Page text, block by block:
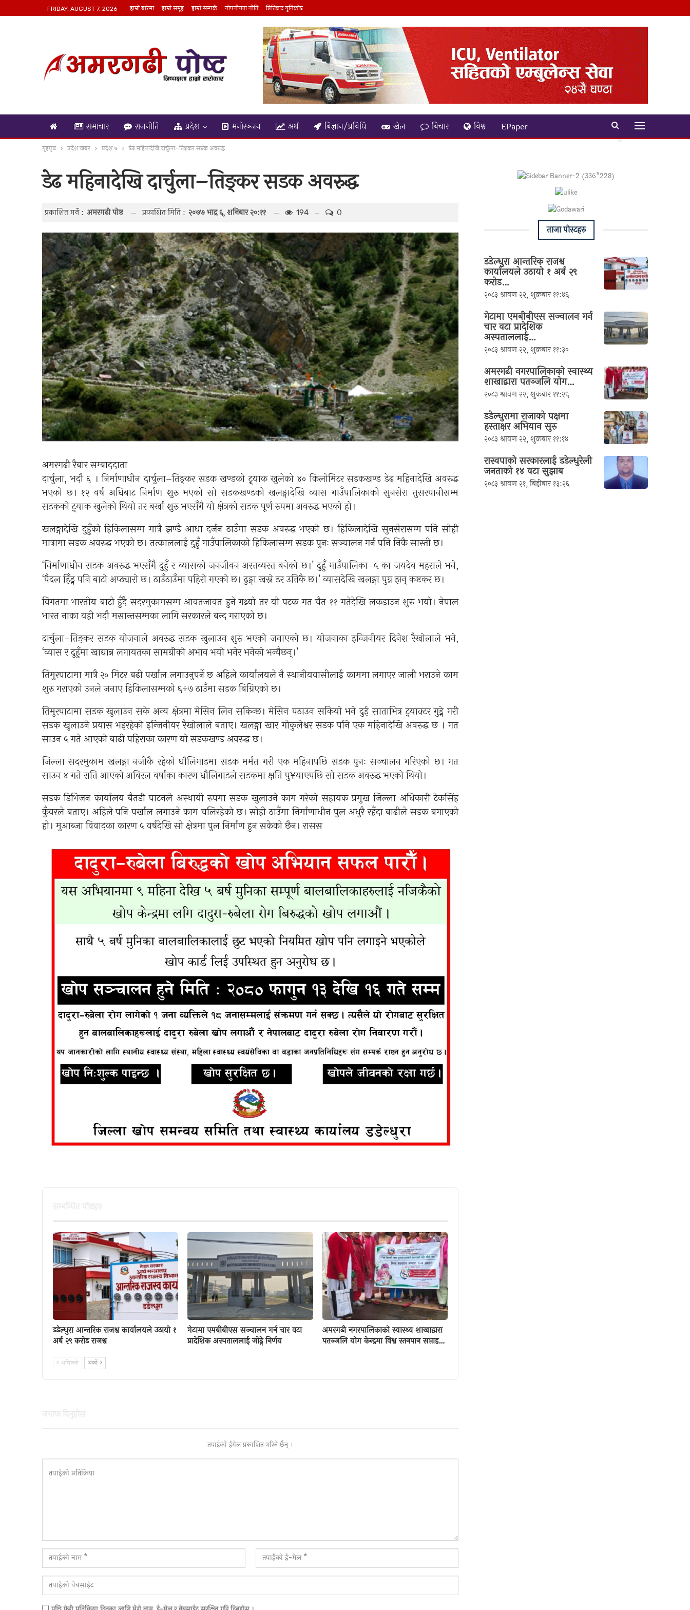
FRIDAY, AUGUST 7, 2026 हाम्रो बारेमा हाम्रो समूह हाम्रो सम्पर्क गोपनीयता नीति प्रितिबाट युनिकोड
समाचार राजनीति प्रदेश मनाेरञ्जन अर्थ बिज्ञान/प्रविधि खेल बिचार विश्व EPaper
गृहपृष्ठ प्रदेश खबर प्रदेश ७ डेढ महिनादेखि दार्चुला–तिङ्कर सडक अवरुद्ध
डेढ महिनादेखि दार्चुला–तिङ्कर सडक अवरुद्ध
प्रकाशित गर्ने : अमरगढी पाेष्ट प्रकाशित मिति : २०७७ भाद्र ६, शनिबार २०:११ 194 0
अमरगढी रैबार सम्बाददाता
दार्चुला, भदौ ६ । निर्माणाधीन दार्चुला–तिङ्कर सडक खण्डको ट्र्याक खुलेको ४० किलोमिटर सडकखण्ड डेढ महिनादेखि अवरुद्ध
भएको छ। १२ वर्ष अघिबाट निर्माण शुरु भएको सो सडकखण्डको खलङ्गादेखि व्यास गाउँपालिकाको सुनसेरा तुसरपानीसम्म
सडकको ट्र्याक खुलेको थियो तर बर्खा शुरु भएसँगै यो क्षेत्रको सडक पूर्ण रुपमा अवरुद्ध भएको हो।
खलङ्गादेखि दुहुँको हिकिलासम्म मात्रै झण्डै आधा दर्जन ठाउँमा सडक अवरुद्ध भएको छ। हिकिलादेखि सुनसेरासम्म पनि सोही
मात्रामा सडक अवरुद्ध भएको छ। तत्काललाई दुहुँ गाउँपालिकाको हिकिलासम्म सडक पुनः सञ्चालन गर्न पनि निकै सास्ती छ।
‘निर्माणाधीन सडक अवरुद्ध भएसँगै दुहुँ र व्यासको जनजीवन अस्तव्यस्त बनेको छ।’ दुहुँ गाउँपालिका–५ का जयदेव महराले भने,
‘पैदल हिँड्न पनि बाटो अप्ठ्यारो छ। ठाउँठाउँमा पहिरो गएको छ। ढुङ्गा खस्ने डर उत्तिकै छ।’ व्यासदेखि खलङ्गा पुग्न झन् कष्टकर छ।
विगतमा भारतीय बाटो हुँदै सदरमुकामसम्म आवतजावत हुने गथ्र्यो तर यो पटक गत चैत ११ गतेदेखि लकडाउन शुरु भयो। नेपाल
भारत नाका यही भदौ मसान्तसम्मका लागि सरकारले बन्द गराएको छ।
दार्चुला–तिङ्कर सडक योजनाले अवरुद्ध सडक खुलाउन शुरु भएको जनाएको छ। योजनाका इन्जिनीयर दिनेश रैखोलाले भने,
‘व्यास र दुहुँमा खाद्यान्न लगायतका सामग्रीको अभाव भयो भनेर भनेको भन्यैछन्।’
तिमुरपाटामा मात्रै २० मिटर बढी पर्खाल लगाउनुपर्ने छ अहिले कार्यालयले नै स्थानीयवासीलाई काममा लगाएर जाली भराउने काम
शुरु गराएको उनले जनाए हिकिलासम्मको ६÷७ ठाउँमा सडक बिग्रिएको छ।
तिमुरपाटामा सडक खुलाउन सके अन्य क्षेत्रमा मेसिन लिन सकिन्छ। मेसिन पठाउन सकियो भने दुई साताभित्र ट्र्याक्टर गुड्ने गरी
सडक खुलाउने प्रयास भइरहेको इन्जिनीयर रैखोलाले बताए। खलङ्गा खार गोकुलेश्वर सडक पनि एक महिनादेखि अवरुद्ध छ । गत
साउन ५ गते आएको बाढी पहिराका कारण यो सडकखण्ड अवरुद्ध छ।
जिल्ला सदरमुकाम खलङ्गा नजीकै रहेको धौलिगाडमा सडक मर्मत गरी एक महिनापछि सडक पुनः सञ्चालन गरिएको छ। गत
साउन ४ गते राति आएको अविरल वर्षाका कारण धौलिगाडले सडकमा क्षति पु¥याएपछि सो सडक अवरुद्ध भएको थियो।
सडक डिभिजन कार्यालय बैतडी पाटनले अस्थायी रुपमा सडक खुलाउने काम गरेको सहायक प्रमुख जिल्ला अधिकारी टेकसिंह
कुँवरले बताए। अहिले पनि पर्खाल लगाउने काम चलिरहेको छ। सोही ठाउँमा निर्माणाधीन पुल अधुरै रहँदा बाढीले सडक बगाएको
हो। मुआब्जा विवादका कारण ५ वर्षदेखि सो क्षेत्रमा पुल निर्माण हुन सकेको छैन। रासस
सम्बन्धित पाेष्टहरु
डडेल्धुरा आन्तरिक राजश्व कार्यालयले उठायो १
अर्ब २९ करोड राजश्व
गेटामा एमबीबीएस सञ्चालन गर्न चार वटा
प्रादेशिक अस्पताललाई जोड्ने निर्णय
अमरगढी नगरपालिकाको स्वास्थ्य शाखाद्वारा
पतञ्जलि योग केन्द्रमा विश्व स्तनपान सप्ताह…
अघिल्लाे अर्काे
जवाफ दिनुहाेस
तपाईकाे ईमेल प्रकाशित गरिने छैन् ।
ताजा पाेस्टहरु
डडेल्धुरा आन्तरिक राजश्व
कार्यालयले उठायो १ अर्ब २९
करोड…
२०८३ श्रावण २२, शुक्रबार ११:४६
गेटामा एमबीबीएस सञ्चालन गर्न
चार वटा प्रादेशिक
अस्पताललाई…
२०८३ श्रावण २२, शुक्रबार ११:३०
अमरगढी नगरपालिकाको स्वास्थ्य
शाखाद्वारा पतञ्जलि योग…
२०८३ श्रावण २२, शुक्रबार ११:२६
डडेल्धुरामा राजाको पक्षमा
हस्ताक्षर अभियान सुरु
२०८३ श्रावण २२, शुक्रबार ११:१४
रास्वपाको सरकारलाई डडेल्धुरेली
जनताको १४ वटा सुझाब
२०८३ श्रावण २१, बिहीबार १३:२६